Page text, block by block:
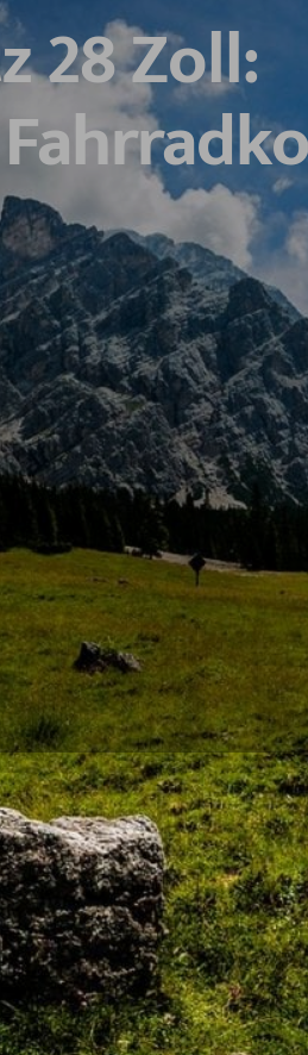
28 Zoll:
die Wahl des richtigen
heute über den Laufradsatz 28
Die Laufradgröße beeinflusst
Laufradsätze ausprobiert
hervorragend geeignet ist.
bei längeren Fahrten, auch auf